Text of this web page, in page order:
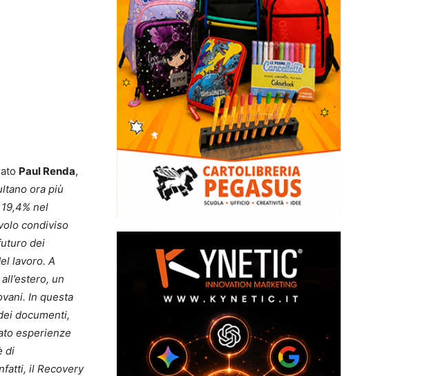
Paul Renda,
ora più
nel
condiviso
dei
lavoro. A
un
In questa
documenti,
esperienze
di
il Recovery